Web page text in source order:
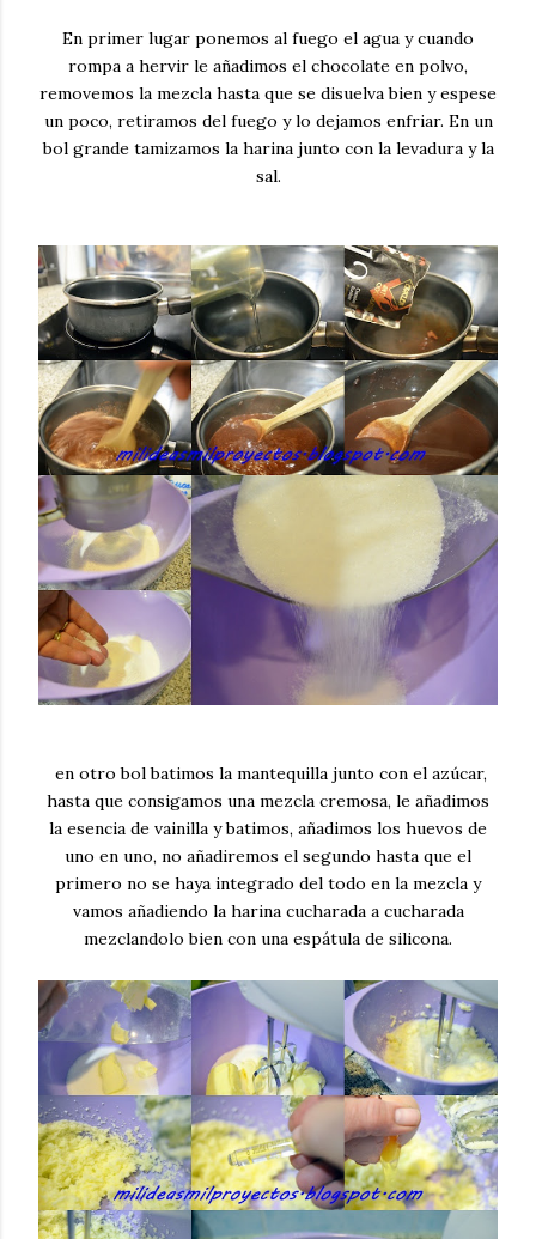
En primer lugar ponemos al fuego el agua y cuando
rompa a hervir le añadimos el chocolate en polvo,
removemos la mezcla hasta que se disuelva bien y espese
un poco, retiramos del fuego y lo dejamos enfriar. En un
bol grande tamizamos la harina junto con la levadura y la
sal.
en otro bol batimos la mantequilla junto con el azúcar,
hasta que consigamos una mezcla cremosa, le añadimos
la esencia de vainilla y batimos, añadimos los huevos de
uno en uno, no añadiremos el segundo hasta que el
primero no se haya integrado del todo en la mezcla y
vamos añadiendo la harina cucharada a cucharada
mezclandolo bien con una espátula de silicona.